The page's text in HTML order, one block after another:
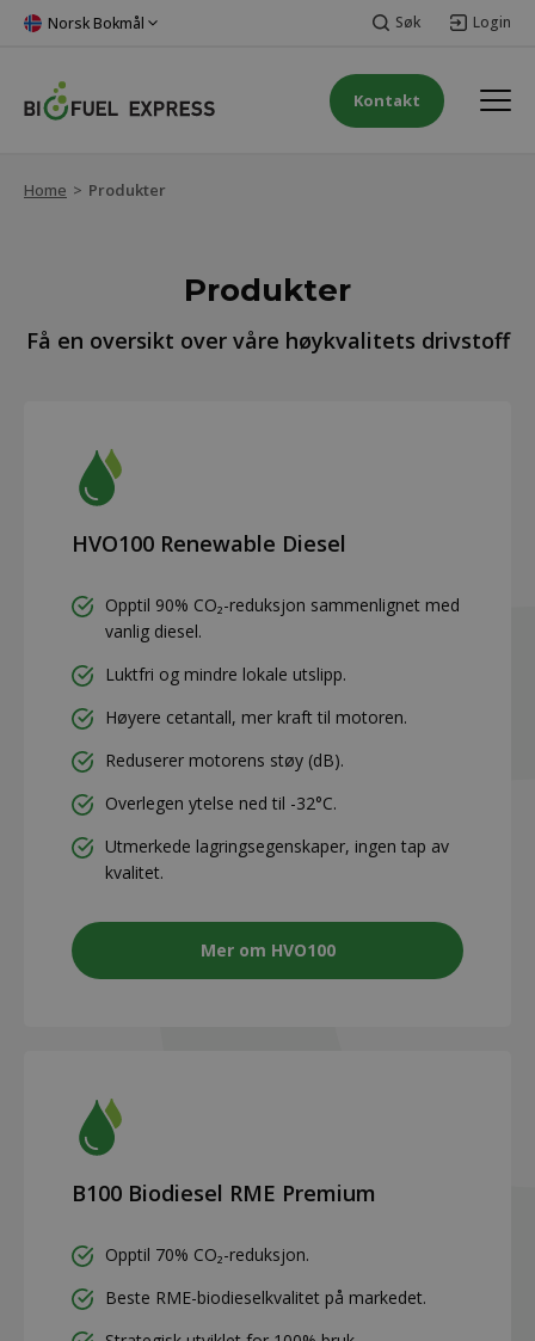
Norsk Bokmål Søk Login
Kontakt
Home > Produkter
Produkter
Få en oversikt over våre høykvalitets drivstoff
HVO100 Renewable Diesel
Opptil 90% CO₂-reduksjon sammenlignet med
vanlig diesel.
Luktfri og mindre lokale utslipp.
Høyere cetantall, mer kraft til motoren.
Reduserer motorens støy (dB).
Overlegen ytelse ned til -32°C.
Utmerkede lagringsegenskaper, ingen tap av
kvalitet.
Mer om HVO100
B100 Biodiesel RME Premium
Opptil 70% CO₂-reduksjon.
Beste RME-biodieselkvalitet på markedet.